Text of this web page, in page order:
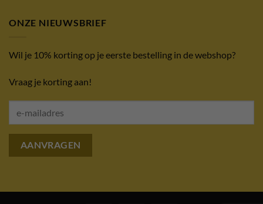
ONZE NIEUWSBRIEF
Wil je 10% korting op je eerste bestelling in de webshop?
Vraag je korting aan!